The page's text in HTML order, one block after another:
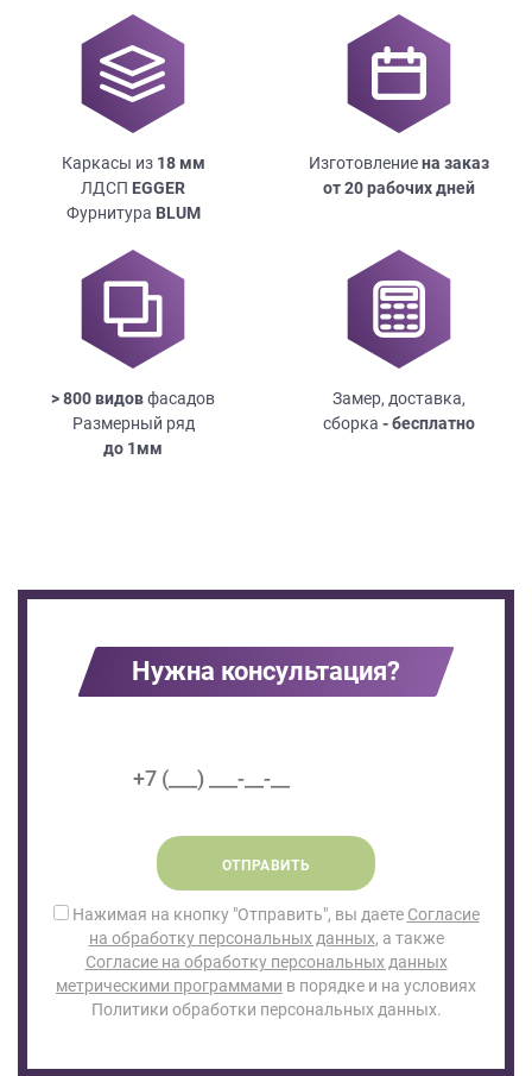
Каркасы из 18мм
ЛДСП EGGER
Фурнитура BLUM
Изготовлениена заказ
от 20 рабочих дней
> 800 видовфасадов
Размерный ряд
до 1мм
Замер, доставка,
сборка - бесплатно
Нужна консультация?
ОТПРАВИТЬ
Нажимая на кнопку "Отправить", вы даете Согласие
на обработку персональных данных, а также
Согласие на обработку персональных данных
метрическими программами в порядке и на условиях
Политики обработки персональных данных.